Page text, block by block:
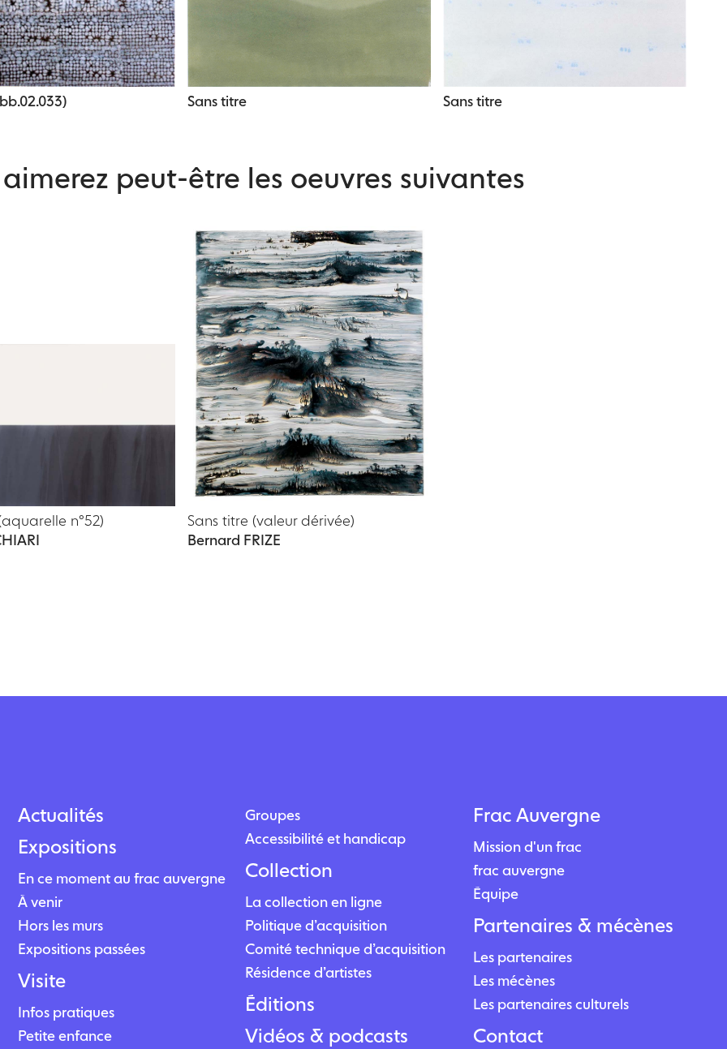
Sans titre Sans titre
peut-être les oeuvres suivantes
n°52)
Sans titre (valeur dérivée)
Bernard FRIZE
Actualités
Expositions
En ce moment au frac auvergne
À venir
Hors les murs
Expositions passées
Visite
Infos pratiques
Petite enfance
Groupes
Accessibilité et handicap
Collection
La collection en ligne
Politique d’acquisition
Comité technique d’acquisition
Résidence d’artistes
Éditions
Vidéos & podcasts
Frac Auvergne
Mission d'un frac
frac auvergne
Équipe
Partenaires & mécènes
Les partenaires
Les mécènes
Les partenaires culturels
Contact